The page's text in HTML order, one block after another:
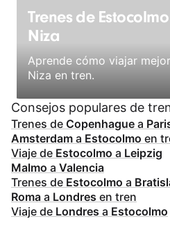
Trenes de
Niza
Aprende cómo viajar
Niza en tren.
Consejos populares de
Trenes de Copenhague a
Amsterdam a Estocolmo en
Viaje de Estocolmo a Leipzig
Malmo a Valencia
Trenes de Estocolmo a
Roma a Londres en tren
Viaje de Londres a Estocolmo